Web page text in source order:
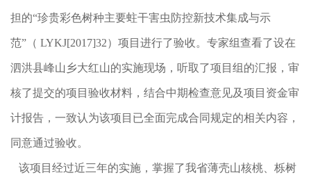
担的“珍贵彩色树种主要蛀干害虫防控新技术集成与示
范”（ LYKJ[2017]32）项目进行了验收。专家组查看了设在
泗洪县峰山乡大红山的实施现场，听取了项目组的汇报，审
核了提交的项目验收材料，结合中期检查意见及项目资金审
计报告，一致认为该项目已全面完成合同规定的相关内容，
同意通过验收。
该项目经过近三年的实施，掌握了我省薄壳山核桃、栎树